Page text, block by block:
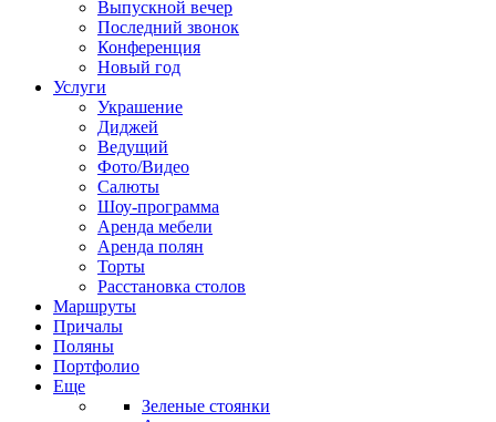
Выпускной вечер
Последний звонок
Конференция
Новый год
Услуги
Украшение
Диджей
Ведущий
Фото/Видео
Салюты
Шоу-программа
Аренда мебели
Аренда полян
Торты
Расстановка столов
Маршруты
Причалы
Поляны
Портфолио
Еще
Зеленые стоянки